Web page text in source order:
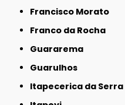
Francisco Morato
Franco da Rocha
Guararema
Guarulhos
Itapecerica da Serra